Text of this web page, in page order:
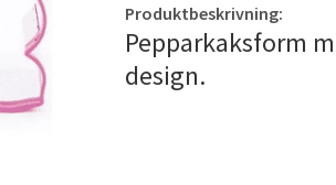
Produktbeskrivning:
Pepparkaksform
design.